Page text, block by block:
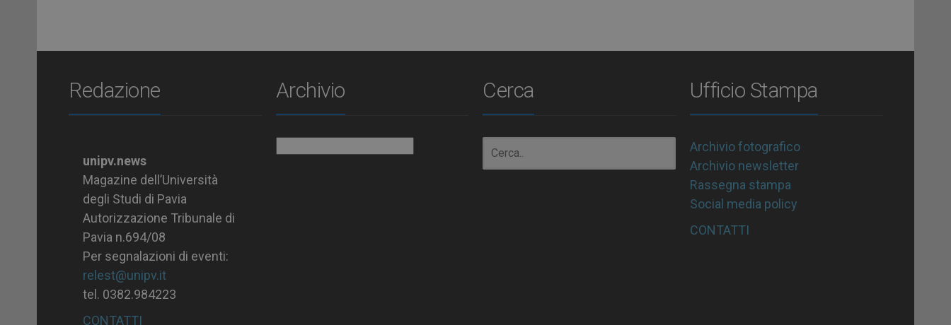
Redazione
unipv.news
Magazine dell’Università
degli Studi di Pavia
Autorizzazione Tribunale di
Pavia n.694/08
Per segnalazioni di eventi:
relest@unipv.it
tel. 0382.984223
CONTATTI
Archivio Cerca Ufficio Stampa
Archivio fotografico
Archivio newsletter
Rassegna stampa
Social media policy
CONTATTI